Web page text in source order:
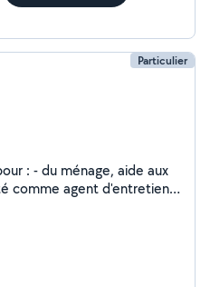
Particulier
: - du ménage, aide aux
comme agent d'entretien à
pour le primaire (toutes